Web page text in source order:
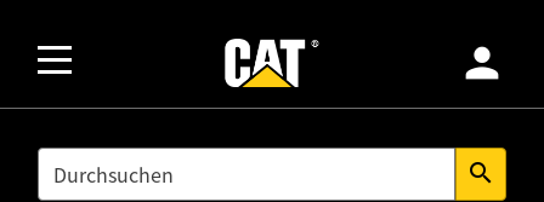
person
SEARCH search